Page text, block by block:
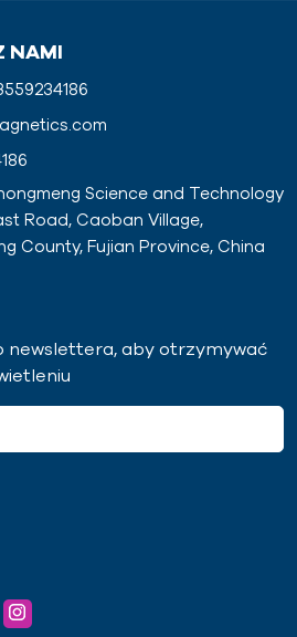
NAMI
Science and Technology
Road, Caoban Village,
County, Fujian Province, China
newslettera, aby otrzymywać